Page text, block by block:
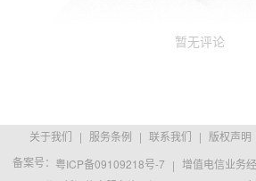
暂无评论
关于我们 | 服务条例 | 联系我们 | 版权声明
备案号： 粤ICP备09109218号-7 | 增值电信业务